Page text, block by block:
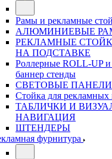
Рамы и рекламные
АЛЮМИНИЕВЫЕ
РЕКЛАМНЫЕ
НА ПОДСТАВКЕ
Роллерные ROLL-UP
баннер стенды
СВЕТОВЫЕ ПАНЕЛИ
Стойка для рекламных
ТАБЛИЧКИ И
НАВИГАЦИЯ
ШТЕНДЕРЫ
фурнитура